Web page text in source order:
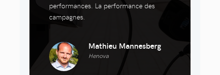
performances. La performance des
campagnes.
Mathieu Mannesberg
Henova